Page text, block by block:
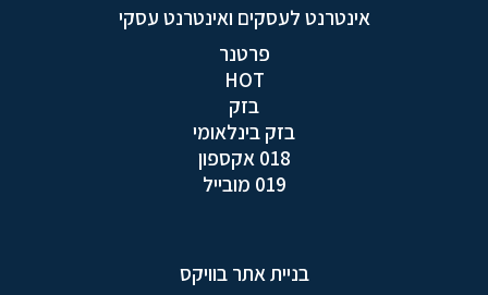
אינטרנט לעסקים ואינטרנט עסקי
פרטנר
HOT
בזק
בזק בינלאומי
018 אקספון
019 מובייל
בניית אתר בוויקס